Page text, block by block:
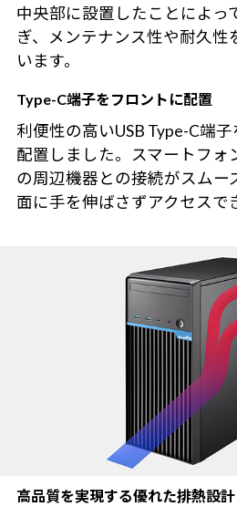
中央部に設置したことによっ
ぎ、メンテナンス性や耐久性
います。
Type-C端子をフロントに配置
利便性の高いUSB Type-C端
配置しました。スマートフォ
の周辺機器との接続がスムー
面に手を伸ばさずアクセスで
高品質を実現する優れた排熱設計